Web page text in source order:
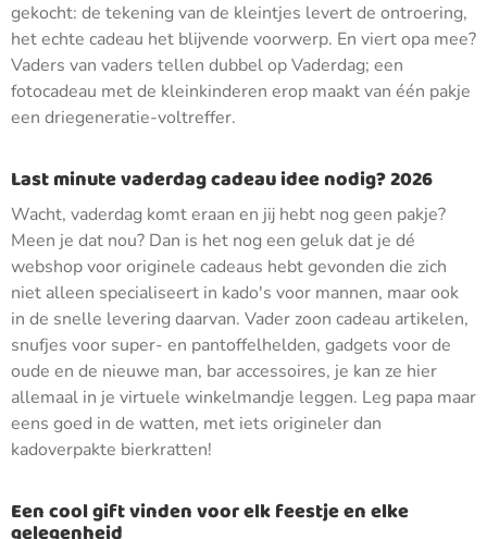
gekocht: de tekening van de kleintjes levert de ontroering,
het echte cadeau het blijvende voorwerp. En viert opa mee?
Vaders van vaders tellen dubbel op Vaderdag; een
fotocadeau met de kleinkinderen erop maakt van één pakje
een driegeneratie-voltreffer.
Last minute vaderdag cadeau idee nodig? 2026
Wacht, vaderdag komt eraan en jij hebt nog geen pakje?
Meen je dat nou? Dan is het nog een geluk dat je dé
webshop voor originele cadeaus hebt gevonden die zich
niet alleen specialiseert in kado's voor mannen, maar ook
in de snelle levering daarvan. Vader zoon cadeau artikelen,
snufjes voor super- en pantoffelhelden, gadgets voor de
oude en de nieuwe man, bar accessoires, je kan ze hier
allemaal in je virtuele winkelmandje leggen. Leg papa maar
eens goed in de watten, met iets origineler dan
kadoverpakte bierkratten!
Een cool gift vinden voor elk feestje en elke